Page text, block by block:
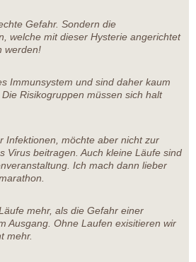
Gefahr. Sondern die
welche mit dieser Hysterie angerichtet
werden!
Immunsystem und sind daher kaum
Risikogruppen müssen sich halt
Infektionen, möchte aber nicht zur
Virus beitragen. Auch kleine Läufe sind
Ich mach dann lieber
mehr, als die Gefahr einer
Ausgang. Ohne Laufen exisitieren wir
mehr.